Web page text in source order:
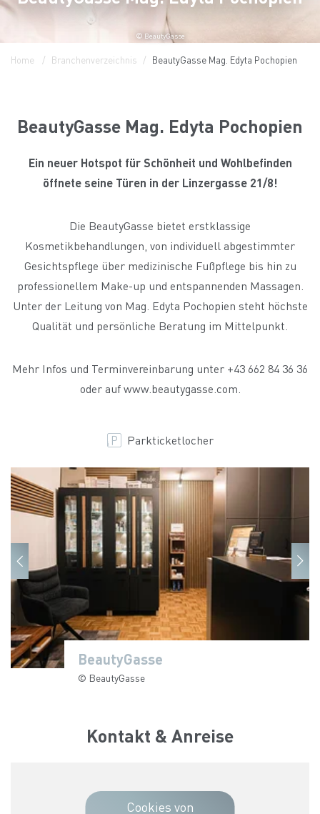
© BeautyGasse
Home Branchenverzeichnis BeautyGasse Mag. Edyta Pochopien
BeautyGasse Mag. Edyta Pochopien
Ein neuer Hotspot für Schönheit und Wohlbefinden
öffnete seine Türen in der Linzergasse 21/8!
Die BeautyGasse bietet erstklassige
Kosmetikbehandlungen, von individuell abgestimmter
Gesichtspflege über medizinische Fußpflege bis hin zu
professionellem Make-up und entspannenden Massagen.
Unter der Leitung von Mag. Edyta Pochopien steht höchste
Qualität und persönliche Beratung im Mittelpunkt.
Mehr Infos und Terminvereinbarung unter +43 662 84 36 36
oder auf www.beautygasse.com.
Parkticketlocher
BeautyGasse
© BeautyGasse
BeautyGasse
© BeautyGasse
BeautyGasse
© BeautyGasse
BeautyGasse
© BeautyGasse
BeautyGasse
© BeautyGasse
Kontakt & Anreise
Cookies von